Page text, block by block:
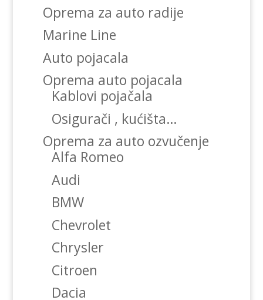
Oprema za auto radije
Marine Line
Auto pojacala
Oprema auto pojacala
Kablovi pojačala
Osigurači , kućišta…
Oprema za auto ozvučenje
Alfa Romeo
Audi
BMW
Chevrolet
Chrysler
Citroen
Dacia